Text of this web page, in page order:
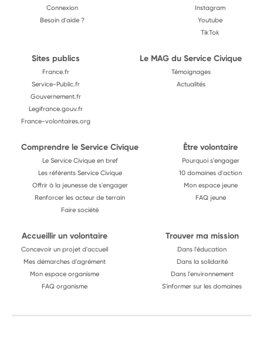
Connexion
Besoin d'aide ?
Instagram
Youtube
TikTok
Sites publics
France.fr
Service-Public.fr
Gouvernement.fr
Legifrance.gouv.fr
France-volontaires.org
Le MAG du Service Civique
Témoignages
Actualités
Comprendre le Service Civique
Le Service Civique en bref
Les référents Service Civique
Offrir à la jeunesse de s'engager
Renforcer les acteur de terrain
Faire société
Être volontaire
Pourquoi s'engager
10 domaines d'action
Mon espace jeune
FAQ jeune
Accueillir un volontaire
Concevoir un projet d'accueil
Mes démarches d'agrément
Mon espace organisme
FAQ organisme
Trouver ma mission
Dans l'éducation
Dans la solidarité
Dans l'environnement
S'informer sur les domaines